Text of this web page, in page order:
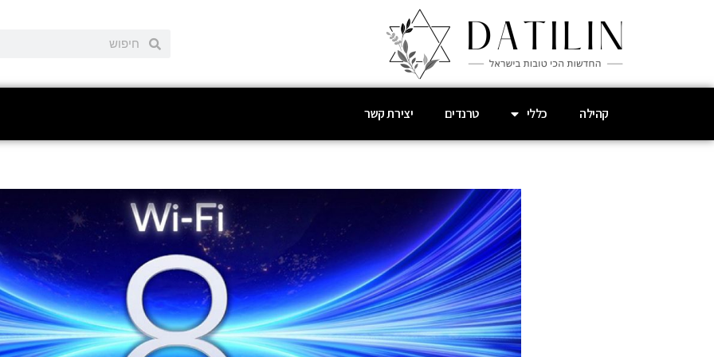
קהילה כללי טרנדים יצירת קשר